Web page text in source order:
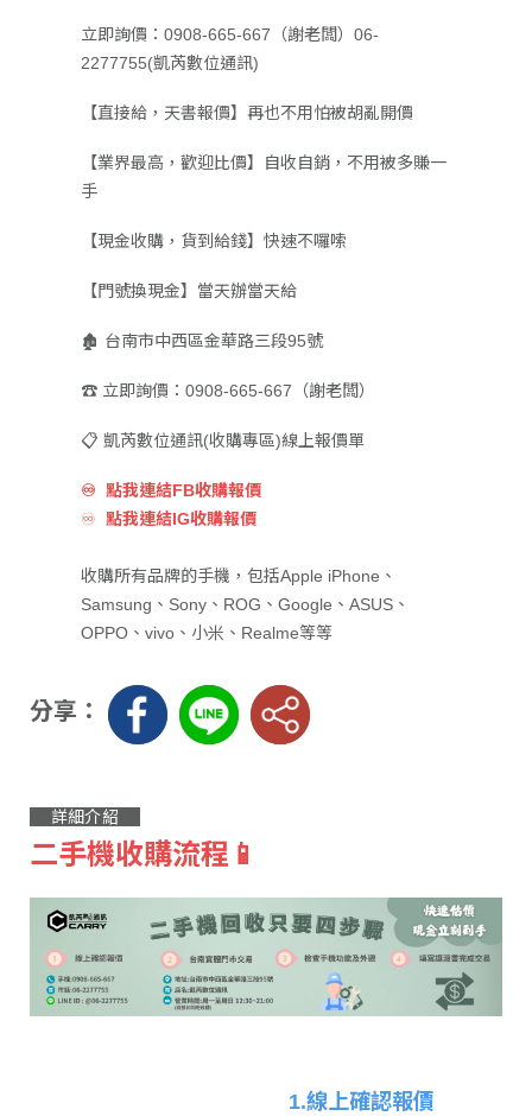
立即詢價：0908-665-667（謝老闆）06-
2277755(凱芮數位通訊)
【直接給，天書報價】再也不用怕被胡亂開價
【業界最高，歡迎比價】自收自銷，不用被多賺一
手
【現金收購，貨到給錢】快速不囉嗦
【門號換現金】當天辦當天給
🏚️ 台南市中西區金華路三段95號
☎️ 立即詢價：0908-665-667（謝老闆）
📋 凱芮數位通訊(收購專區)線上報價單
♾ 點我連結FB收購報價
♾ 點我連結IG收購報價
收購所有品牌的手機，包括Apple iPhone、
Samsung、Sony、ROG、Google、ASUS、
OPPO、vivo、小米、Realme等等
分享：
詳細介紹
二手機收購流程📱
1.線上確認報價